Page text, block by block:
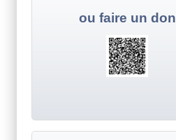
ou faire un don